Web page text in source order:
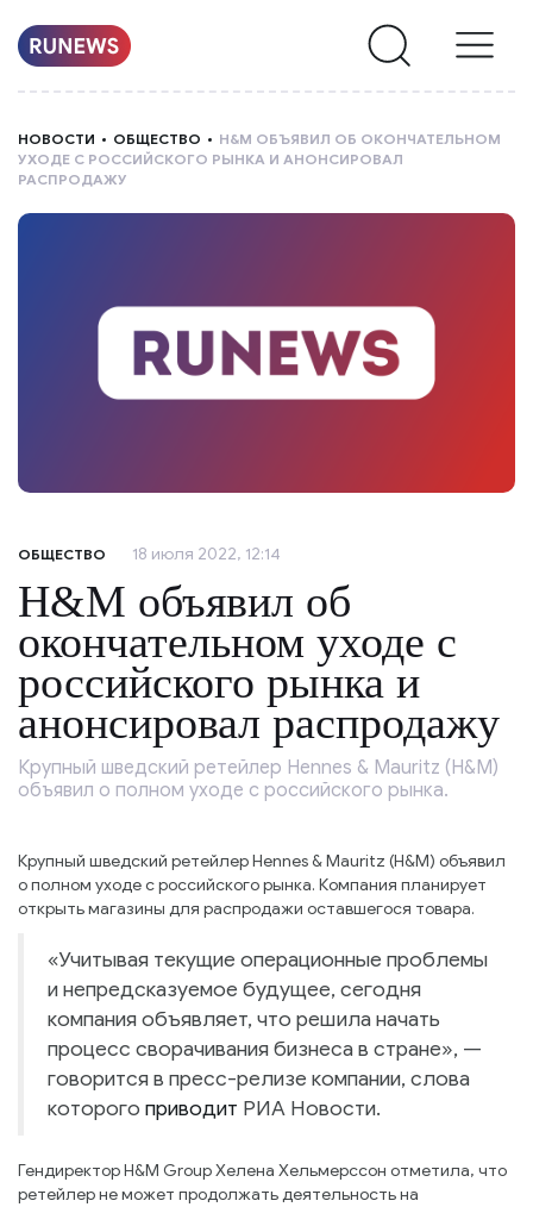
РУБРИКИ
НОВОСТИ ОБЩЕСТВО
H&M ОБЪЯВИЛ ОБ ОКОНЧАТЕЛЬНОМ
УХОДЕ С РОССИЙСКОГО РЫНКА И АНОНСИРОВАЛ
РАСПРОДАЖУ
ОБЩЕСТВО 18 июля 2022, 12:14
H&M объявил об
окончательном уходе с
российского рынка и
анонсировал распродажу
Крупный шведский ретейлер Hennes & Mauritz (H&M)
объявил о полном уходе с российского рынка.
Крупный шведский ретейлер Hennes & Mauritz (H&M) объявил
о полном уходе с российского рынка. Компания планирует
открыть магазины для распродажи оставшегося товара.
«Учитывая текущие операционные проблемы
и непредсказуемое будущее, сегодня
компания объявляет, что решила начать
процесс сворачивания бизнеса в стране», —
говорится в пресс-релизе компании, слова
которого приводит РИА Новости.
Гендиректор H&M Group Хелена Хельмерссон отметила, что
ретейлер не может продолжать деятельность на